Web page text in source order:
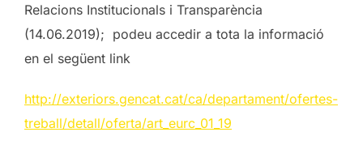
Relacions Institucionals i Transparència
(14.06.2019); podeu accedir a tota la informació
en el següent link
http://exteriors.gencat.cat/ca/departament/ofertes-
treball/detall/oferta/art_eurc_01_19